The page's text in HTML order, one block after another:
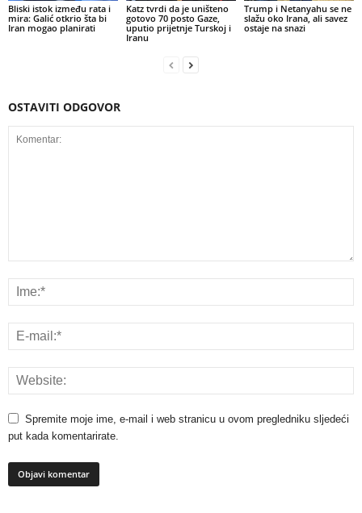
Bliski istok između rata i
mira: Galić otkrio šta bi
Iran mogao planirati
Katz tvrdi da je uništeno
gotovo 70 posto Gaze,
uputio prijetnje Turskoj i
Iranu
Trump i Netanyahu se ne
slažu oko Irana, ali savez
ostaje na snazi
OSTAVITI ODGOVOR
Spremite moje ime, e-mail i web stranicu u ovom pregledniku sljedeći
put kada komentarirate.